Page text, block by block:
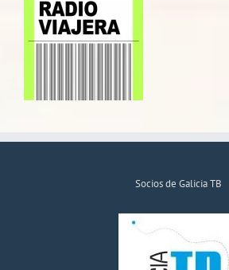
Socios de Galicia TB